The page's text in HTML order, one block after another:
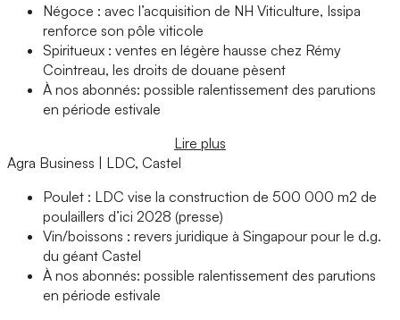
Négoce : avec l’acquisition de NH Viticulture, Issipa
renforce son pôle viticole
Spiritueux : ventes en légère hausse chez Rémy
Cointreau, les droits de douane pèsent
À nos abonnés: possible ralentissement des parutions
en période estivale
Lire plus
Agra Business | LDC, Castel
Poulet : LDC vise la construction de 500 000 m2 de
poulaillers d’ici 2028 (presse)
Vin/boissons : revers juridique à Singapour pour le d.g.
du géant Castel
À nos abonnés: possible ralentissement des parutions
en période estivale